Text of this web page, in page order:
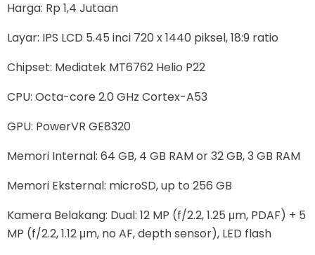
Harga: Rp 1,4 Jutaan
Layar: IPS LCD 5.45 inci 720 x 1440 piksel, 18:9 ratio
Chipset: Mediatek MT6762 Helio P22
CPU: Octa-core 2.0 GHz Cortex-A53
GPU: PowerVR GE8320
Memori Internal: 64 GB, 4 GB RAM or 32 GB, 3 GB RAM
Memori Eksternal: microSD, up to 256 GB
Kamera Belakang: Dual: 12 MP (f/2.2, 1.25 μm, PDAF) + 5
MP (f/2.2, 1.12 μm, no AF, depth sensor), LED flash